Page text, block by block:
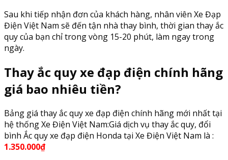
Sau khi tiếp nhận đơn của khách hàng, nhân viên Xe Đạp
Điện Việt Nam sẽ đến tận nhà thay bình, thời gian thay ắc
quy của bạn chỉ trong vòng 15-20 phút, làm ngay trong
ngày.
Thay ắc quy xe đạp điện chính hãng
giá bao nhiêu tiền?
Bảng giá thay ắc quy xe đạp điện chính hãng mới nhất tại
hệ thống Xe Điện Việt Nam:Giá dịch vụ thay ắc quy, đổi
bình Ắc quy xe đạp điện Honda tại Xe Điện Việt Nam là :
1.350.000₫